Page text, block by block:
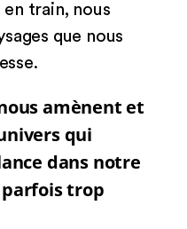
train, nous
que nous
amènent et
qui
dans notre
trop